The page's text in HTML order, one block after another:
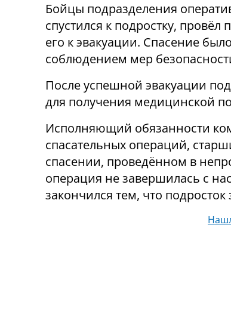
Бойцы подразделения
спустился к подростку,
его к эвакуации. Спасение
соблюдением мер
После успешной эвакуации
для получения медицинской
Исполняющий обязанности
спасательных операций,
спасении, проведённом в
операция не завершилась с
закончился тем, что